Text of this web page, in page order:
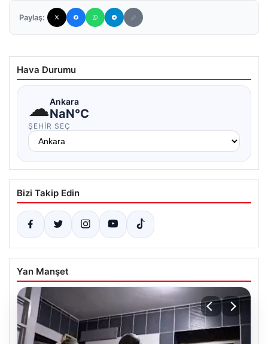
Paylaş:
Hava Durumu
☁Ankara
NaN°C
ŞEHIR SEÇ
Bizi Takip Edin
Yan Manşet